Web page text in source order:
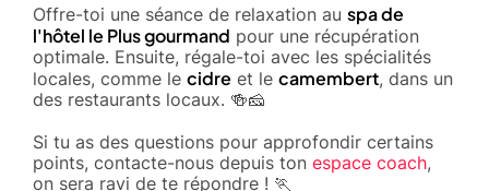
Offre-toi une séance de relaxation au spa de
l'hôtel le Plus gourmand pour une récupération
optimale. Ensuite, régale-toi avec les spécialités
locales, comme le cidre et le camembert, dans un
des restaurants locaux. 🍻🧀
Si tu as des questions pour approfondir certains
points, contacte-nous depuis ton espace coach,
on sera ravi de te répondre ! 🏃